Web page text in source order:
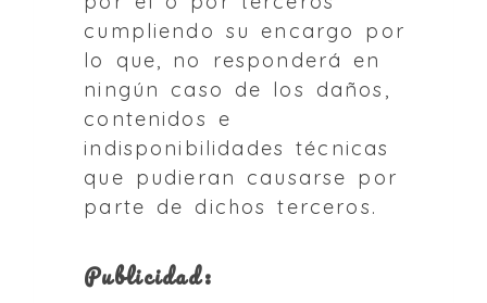
cumpliendo su encargo por
lo que, no responderá en
ningún caso de los daños,
contenidos e
indisponibilidades técnicas
que pudieran causarse por
parte de dichos terceros.
Publicidad: